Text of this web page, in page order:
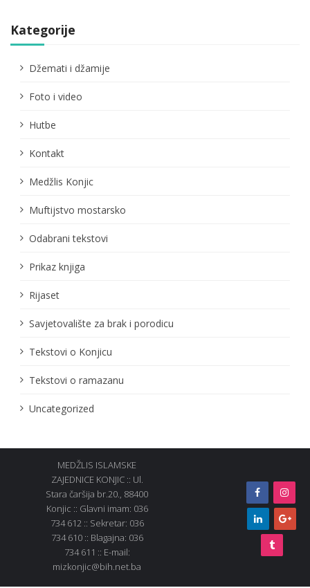
Kategorije
Džemati i džamije
Foto i video
Hutbe
Kontakt
Medžlis Konjic
Muftijstvo mostarsko
Odabrani tekstovi
Prikaz knjiga
Rijaset
Savjetovalište za brak i porodicu
Tekstovi o Konjicu
Tekstovi o ramazanu
Uncategorized
MEDŽLIS ISLAMSKE
ZAJEDNICE KONJIC :: Ul.
Stara čaršija br.20., 88400
Konjic :: Glavni imam: 036
734 612 :: Sekretar: 036
734 610 :: Blagajna: 036
734 611 :: E-mail:
mizkonjic@bih.net.ba